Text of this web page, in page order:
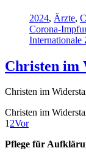
2024, Ärzte,
Corona-
Internationale
Christen im
Christen im
Christen im
12Vor
Pflege für